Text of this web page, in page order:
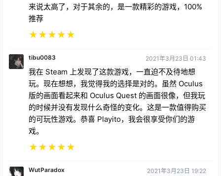
来说太高了，对于其余的，是一款精彩的游戏，100%
推荐
★★★★★
tibu0083 2021年3月23日 01:43
我在 Steam 上发现了这款游戏，一直迫不及待地想
玩。现在想想，我觉得我的选择是对的。虽然 Oculus
版的画面看起来和 Oculus Quest 的画面很像，但我玩
的时候并没有发现什么奇怪的变化。这是一款值得购买
的可玩性游戏。恭喜 Playito，我会很享受你们的游
戏。
★★★★★
WutParadox 2021年3月23日 19:22